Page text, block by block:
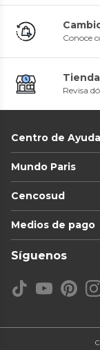
Conoce
Revisa
Centro de Ayuda
Mundo Paris
Cencosud
Medios de pago
Síguenos